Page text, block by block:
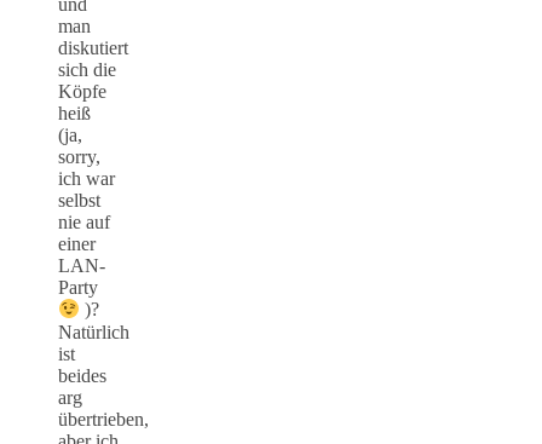
und
man
diskutiert
sich die
Köpfe
heiß
(ja,
sorry,
ich war
selbst
nie auf
einer
LAN-
Party
)?
Natürlich
ist
beides
arg
übertrieben,